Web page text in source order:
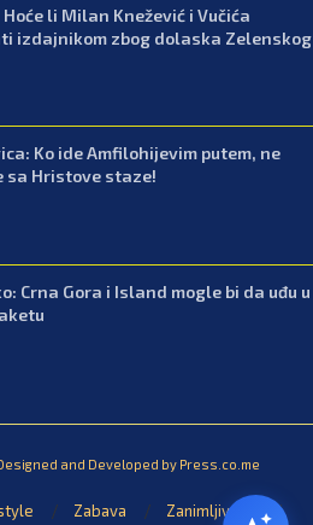
Hoće li Milan Knežević i Vučića
izdajnikom zbog dolaska Zelenskog
Ko ide Amfilohijevim putem, ne
sa Hristove staze!
Crna Gora i Island mogle bi da uđu u
and Developed by Press.co.me
Zabava Zanimljivosti